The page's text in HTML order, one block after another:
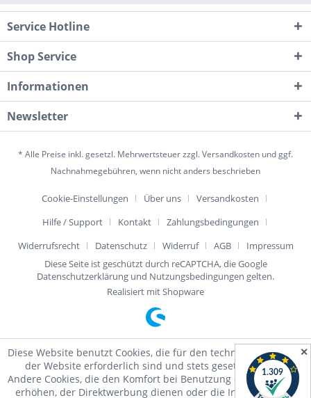
✕
Service Hotline
Shop Service
Informationen
Newsletter
* Alle Preise inkl. gesetzl. Mehrwertsteuer zzgl.Versandkosten und ggf.
Nachnahmegebühren, wenn nicht anders beschrieben
Cookie-Einstellungen Über uns
Versandkosten
Hilfe / Support
Kontakt
Zahlungsbedingungen
Widerrufsrecht
Datenschutz Widerruf AGB
Impressum
Diese Seite ist geschützt durch reCAPTCHA, die Google
Datenschutzerklärung und Nutzungsbedingungen gelten.
Realisiert mit Shopware
Diese Website benutzt Cookies, die für den technischen Betrieb
der Website erforderlich sind und stets gesetzt werden.
Andere Cookies, die den Komfort bei Benutzung dieser Website
erhöhen, der Direktwerbung dienen oder die Interaktion mit